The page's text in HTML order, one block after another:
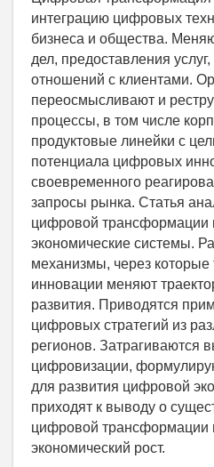
интеграцию цифровых
бизнеса и общества.
дел, предоставления
отношений с клиентами.
переосмысливают и
процессы, в том числе
продуктовые линейки с
потенциала цифровых
своевременного
запросы рынка. Статья
цифровой трансформации
экономические системы.
механизмы, через которые
инновации меняют
развития. Приводятся
цифровых стратегий из
регионов. Затрагиваются
цифровизации,
для развития цифровой
приходят к выводу о
цифровой трансформации
экономический рост.